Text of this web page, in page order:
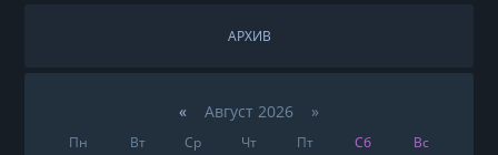
АРХИВ
«Август 2026 »
Пн Вт Ср Чт Пт Сб
Вс